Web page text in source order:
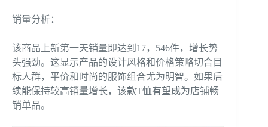
销量分析：
该商品上新第一天销量即达到17，546件，增长势
头强劲。这显示产品的设计风格和价格策略切合目
标人群，平价和时尚的服饰组合尤为明智。如果后
续能保持较高销量增长，该款T恤有望成为店铺畅
销单品。